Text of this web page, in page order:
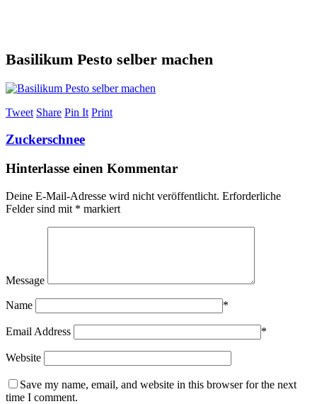
Basilikum Pesto selber machen
Tweet Share Pin It Print
Zuckerschnee
Hinterlasse einen Kommentar
Deine E-Mail-Adresse wird nicht veröffentlicht. Erforderliche
Felder sind mit * markiert
Message
Name *
Email Address *
Website
Save my name, email, and website in this browser for the next
time I comment.